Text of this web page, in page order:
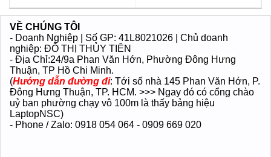
Bút cảm ứng Dell
Latitude 7320 Detachable
Active Pen (PN7320A)
Viết cảm ứng cho laptop Dell
Bút mới, ship từ USA.
Bút chính hãng, mới.
Bút + hộp + sách + ngòi dự
phòng.
1.100.000 VND
Bàn phím Dell Latitude
7350 Detachable - Chỉ
Bàn phím cho Dell Latitude
7350 Detachable
Phím đã qua sử dụng
Mới đẹp 97-98%
3.500.000 VND